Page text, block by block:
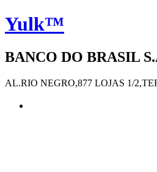
Yulk™
BANCO DO BRASIL
AL.RIO NEGRO,877 LOJAS 1/